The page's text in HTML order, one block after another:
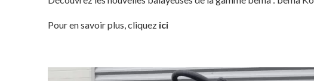
Pour en savoir plus, cliquez ici